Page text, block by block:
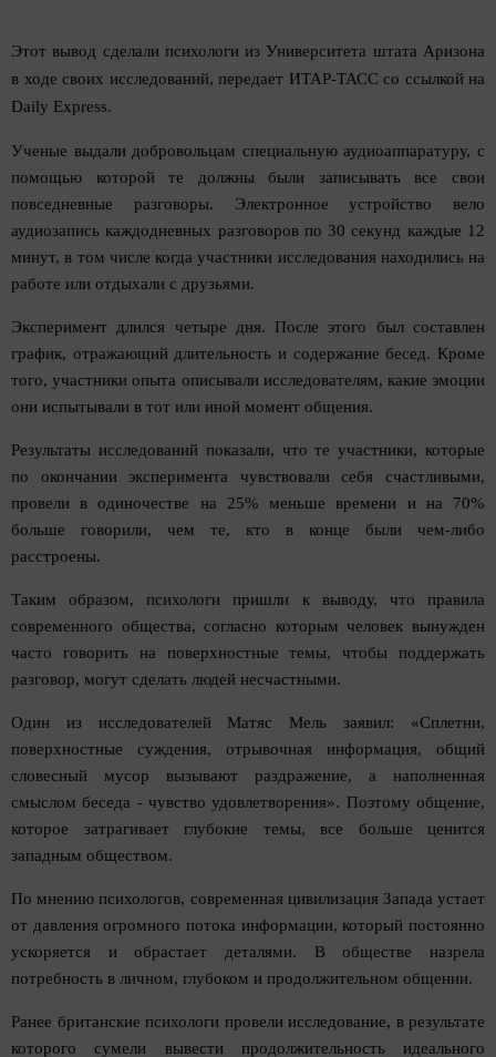
Этот вывод сделали психологи из Университета штата Аризона
в ходе своих исследований, передает ИТАР-ТАСС со ссылкой на
Daily Express.
Ученые выдали добровольцам специальную аудиоаппаратуру, с
помощью которой те должны были записывать все свои
повседневные разговоры. Электронное устройство вело
аудиозапись каждодневных разговоров по 30 секунд каждые 12
минут, в том числе когда участники исследования находились на
работе или отдыхали с друзьями.
Эксперимент длился четыре дня. После этого был составлен
график, отражающий длительность и содержание бесед. Кроме
того, участники опыта описывали исследователям, какие эмоции
они испытывали в тот или иной момент общения.
Результаты исследований показали, что те участники, которые
по окончании эксперимента чувствовали себя счастливыми,
провели в одиночестве на 25% меньше времени и на 70%
больше говорили, чем те, кто в конце были чем-либо
расстроены.
Таким образом, психологи пришли к выводу, что правила
современного общества, согласно которым человек вынужден
часто говорить на поверхностные темы, чтобы поддержать
разговор, могут сделать людей несчастными.
Один из исследователей Матяс Мель заявил: «Сплетни,
поверхностные суждения, отрывочная информация, общий
словесный мусор вызывают раздражение, а наполненная
смыслом беседа - чувство удовлетворения». Поэтому общение,
которое затрагивает глубокие темы, все больше ценится
западным обществом.
По мнению психологов, современная цивилизация Запада устает
от давления огромного потока информации, который постоянно
ускоряется и обрастает деталями. В обществе назрела
потребность в личном, глубоком и продолжительном общении.
Ранее британские психологи провели исследование, в результате
которого сумели вывести продолжительность идеального